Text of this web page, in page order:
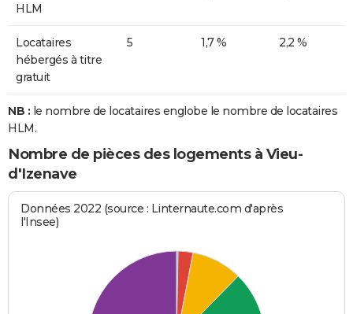
HLM
Locataires
hébergés à titre
gratuit
5 1,7 % 2,2 %
NB : le nombre de locataires englobe le nombre de locataires
HLM.
Nombre de pièces des logements à Vieu-
d'Izenave
Données 2022 (source : Linternaute.com d'après
l'Insee)